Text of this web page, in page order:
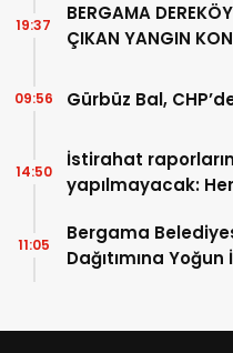
BERGAMA
ÇIKAN YANGIN
19:37
Gürbüz Bal,
09:56
İstirahat
yapılmayacak:
14:50
Bergama
Dağıtımına Yoğun
11:05